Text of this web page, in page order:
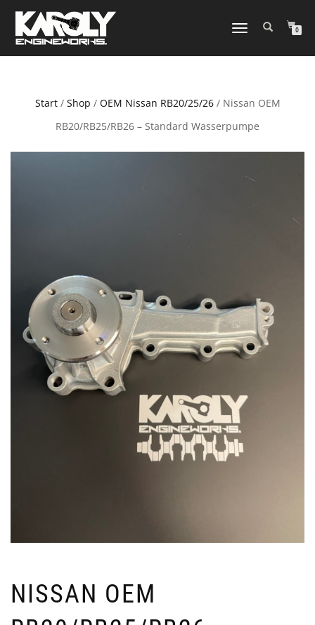
NAVIGATION
0
Start/ Shop / OEM Nissan RB20/25/26/ Nissan OEM
RB20/RB25/RB26 – Standard Wasserpumpe
NISSAN OEM